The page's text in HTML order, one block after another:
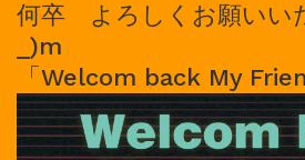
何卒 よろしくお願いい
_)m
「Welcom back My